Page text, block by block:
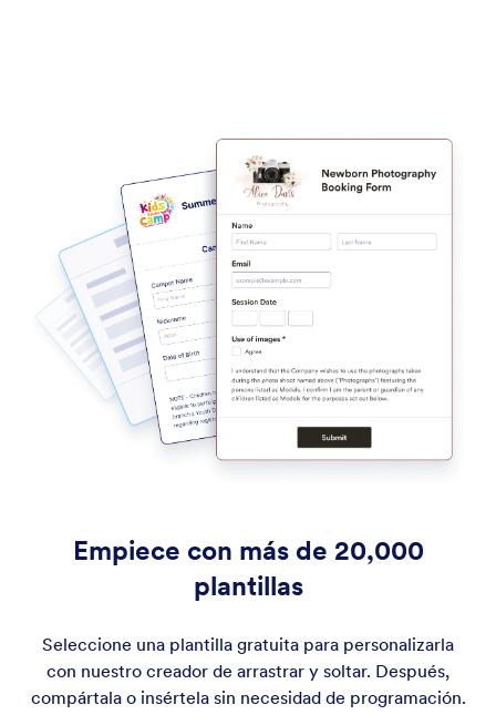
Empiece con más de 20,000
plantillas
Seleccione una plantilla gratuita para personalizarla
con nuestro creador de arrastrar y soltar. Después,
compártala o insértela sin necesidad de programación.